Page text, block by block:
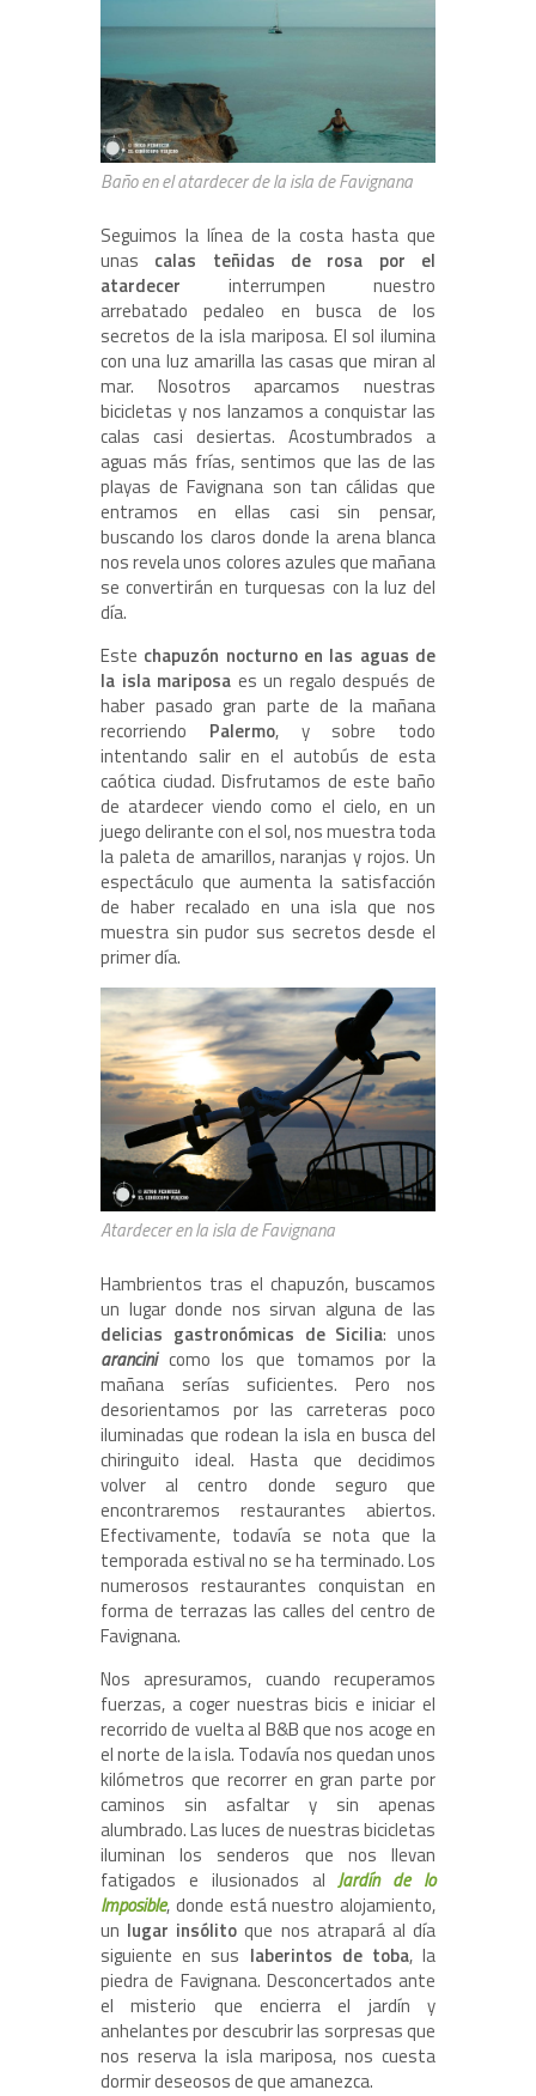
Baño en el atardecer de la isla de Favignana
Seguimos la línea de la costa hasta que
unas calas teñidas de rosa por el
atardecer interrumpen nuestro
arrebatado pedaleo en busca de los
secretos de la isla mariposa. El sol ilumina
con una luz amarilla las casas que miran al
mar. Nosotros aparcamos nuestras
bicicletas y nos lanzamos a conquistar las
calas casi desiertas. Acostumbrados a
aguas más frías, sentimos que las de las
playas de Favignana son tan cálidas que
entramos en ellas casi sin pensar,
buscando los claros donde la arena blanca
nos revela unos colores azules que mañana
se convertirán en turquesas con la luz del
día.
Este chapuzón nocturno en las aguas de
la isla mariposa es un regalo después de
haber pasado gran parte de la mañana
recorriendo Palermo, y sobre todo
intentando salir en el autobús de esta
caótica ciudad. Disfrutamos de este baño
de atardecer viendo como el cielo, en un
juego delirante con el sol, nos muestra toda
la paleta de amarillos, naranjas y rojos. Un
espectáculo que aumenta la satisfacción
de haber recalado en una isla que nos
muestra sin pudor sus secretos desde el
primer día.
Atardecer en la isla de Favignana
Hambrientos tras el chapuzón, buscamos
un lugar donde nos sirvan alguna de las
delicias gastronómicas de Sicilia: unos
arancini como los que tomamos por la
mañana serías suficientes. Pero nos
desorientamos por las carreteras poco
iluminadas que rodean la isla en busca del
chiringuito ideal. Hasta que decidimos
volver al centro donde seguro que
encontraremos restaurantes abiertos.
Efectivamente, todavía se nota que la
temporada estival no se ha terminado. Los
numerosos restaurantes conquistan en
forma de terrazas las calles del centro de
Favignana.
Nos apresuramos, cuando recuperamos
fuerzas, a coger nuestras bicis e iniciar el
recorrido de vuelta al B&B que nos acoge en
el norte de la isla. Todavía nos quedan unos
kilómetros que recorrer en gran parte por
caminos sin asfaltar y sin apenas
alumbrado. Las luces de nuestras bicicletas
iluminan los senderos que nos llevan
fatigados e ilusionados al Jardín de lo
Imposible, donde está nuestro alojamiento,
un lugar insólito que nos atrapará al día
siguiente en sus laberintos de toba, la
piedra de Favignana. Desconcertados ante
el misterio que encierra el jardín y
anhelantes por descubrir las sorpresas que
nos reserva la isla mariposa, nos cuesta
dormir deseosos de que amanezca.